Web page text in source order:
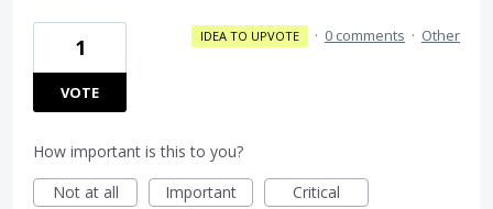
1
VOTE
IDEA TO UPVOTE · 0 comments · Other
How important is this to you?
Not at all
Important Critical